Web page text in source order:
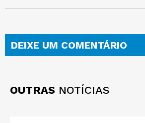
DEIXE UM COMENTÁRIO
OUTRAS NOTÍCIAS